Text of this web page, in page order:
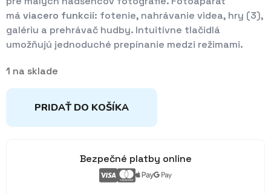
má viacero funkcií: fotenie, nahrávanie videa, hry (3),
galériu a prehrávač hudby. Intuitívne tlačidlá
umožňujú jednoduché prepínanie medzi režimami.
1 na sklade
PRIDAŤ DO KOŠÍKA
Bezpečné platby online